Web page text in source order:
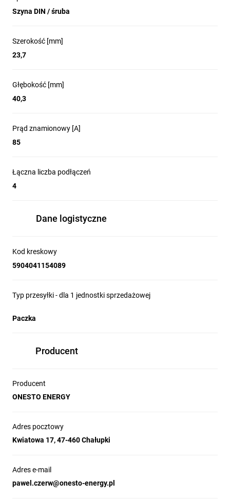
Szyna DIN / śruba
Szerokość [mm]
23,7
Głębokość [mm]
40,3
Prąd znamionowy [A]
85
Łączna liczba podłączeń
4
Dane logistyczne
Kod kreskowy
5904041154089
Typ przesyłki - dla 1 jednostki sprzedażowej
Paczka
Producent
Producent
ONESTO ENERGY
Adres pocztowy
Kwiatowa 17, 47-460 Chałupki
Adres e-mail
pawel.czerw@onesto-energy.pl